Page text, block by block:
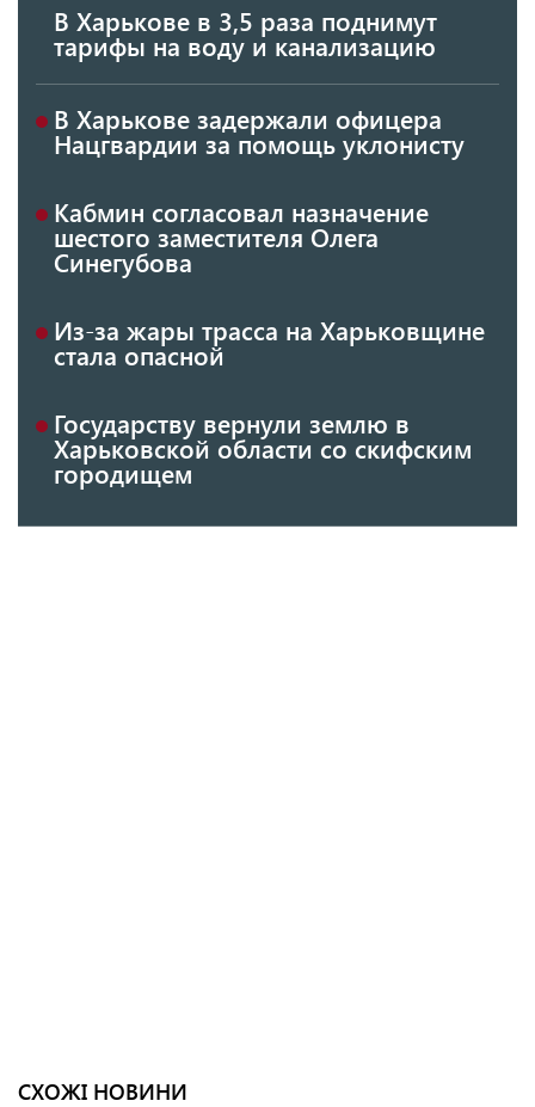
В Харькове в 3,5 раза поднимут
тарифы на воду и канализацию
В Харькове задержали офицера
Нацгвардии за помощь уклонисту
Кабмин согласовал назначение
шестого заместителя Олега
Синегубова
Из-за жары трасса на Харьковщине
стала опасной
Государству вернули землю в
Харьковской области со скифским
городищем
СХОЖІ НОВИНИ